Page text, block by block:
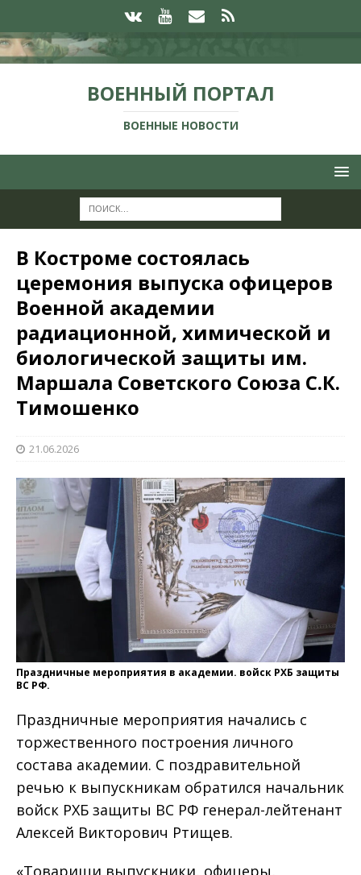
ВОЕННЫЙ ПОРТАЛ
ВОЕННЫЕ НОВОСТИ
В Костроме состоялась
церемония выпуска офицеров
Военной академии
радиационной, химической и
биологической защиты им.
Маршала Советского Союза С.К.
Тимошенко
21.06.2026
Праздничные мероприятия в академии. войск РХБ защиты
ВС РФ.
Праздничные мероприятия начались с
торжественного построения личного
состава академии. С поздравительной
речью к выпускникам обратился начальник
войск РХБ защиты ВС РФ генерал-лейтенант
Алексей Викторович Ртищев.
«Товарищи выпускники, офицеры,